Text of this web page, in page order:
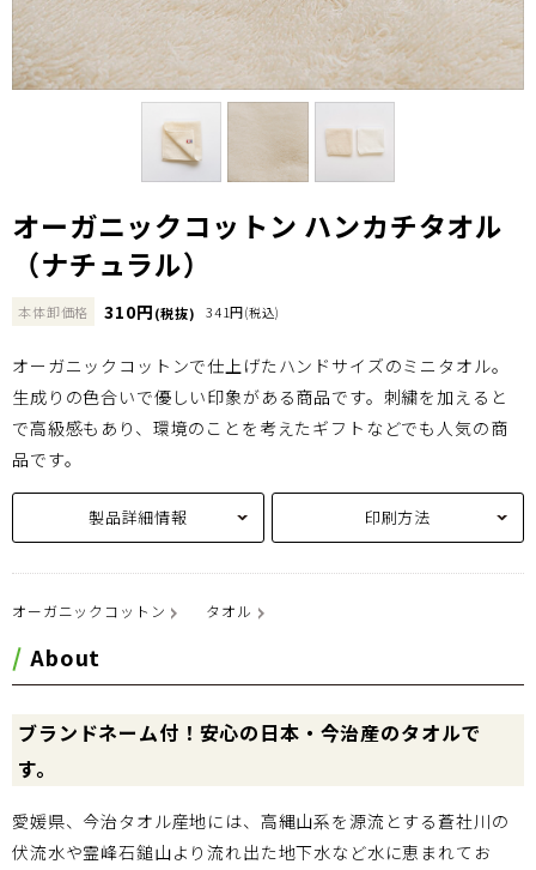
オーガニックコットン ハンカチタオル
（ナチュラル）
本体卸価格 310円(税抜) 341円(税込)
オーガニックコットンで仕上げたハンドサイズのミニタオル。
生成りの色合いで優しい印象がある商品です。刺繍を加えると
で高級感もあり、環境のことを考えたギフトなどでも人気の商
品です。
製品詳細情報 印刷方法
オーガニックコットン タオル
About
ブランドネーム付！安心の日本・今治産のタオルで
す。
愛媛県、今治タオル産地には、高縄山系を源流とする蒼社川の
伏流水や霊峰石鎚山より流れ出た地下水など水に恵まれてお